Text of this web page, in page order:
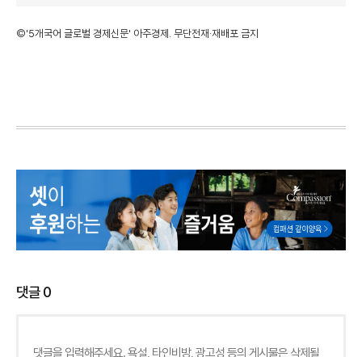
©'5개국어 글로벌 경제신문' 아주경제. 무단전재·재배포 금지
댓글0